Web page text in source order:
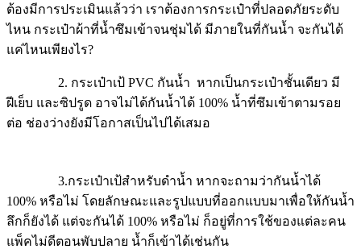
ต้องมีการประเมินแล้วว่า เราต้องการกระเป๋าที่ปลอดภัยระดับ
ไหน กระเป๋าผ้าที่น้ำซึมเข้าจนชุ่มได้ มีภายในที่กันน้ำ จะกันได้
แค่ไหนเพียงไร?
2. กระเป๋าเป้ PVC กันน้ำ หากเป็นกระเป๋าชั้นเดียว มี
ฝีเย็บ และซิปรูด อาจไม่ได้กันน้ำได้ 100% น้ำที่ซึมเข้าตามรอย
ต่อ ช่องว่างยังมีโอกาสเป็นไปได้เสมอ
3.กระเป๋าเป้สำหรับดำน้ำ หากจะถามว่ากันน้ำได้
100% หรือไม่ โดยลักษณะและรูปแบบที่ออกแบบมาเพื่อให้กันน้ำ
ลึกก็ยังได้ แต่จะกันได้ 100% หรือไม่ ก็อยู่ที่การใช้ของแต่ละคน
แพ็คไม่ดีตอนพับปลาย น้ำก็เข้าได้เช่นกัน